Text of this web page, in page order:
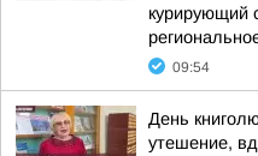
курирующий
09:54
День
утешение,